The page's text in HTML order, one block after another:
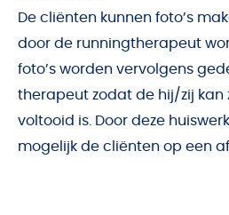
De cliënten kunnen foto’s
door de runningtherapeut
foto’s worden vervolgens
therapeut zodat de hij/zij kan
voltooid is. Door deze
mogelijk de cliënten op een